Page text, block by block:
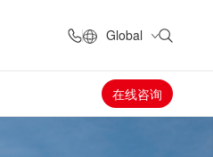
Global
在线咨询